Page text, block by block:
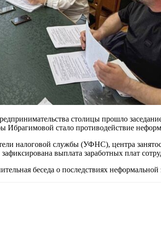
столицы прошло
Ибрагимовой стало противодействие
налоговой службы (УФНС), центра
выплата заработных плат
беседа о последствиях